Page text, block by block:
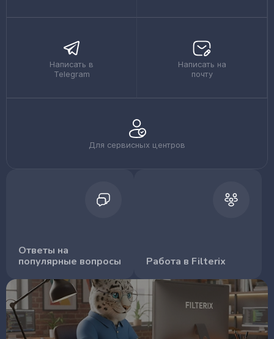
Написать в
Telegram
Написать на
почту
Для сервисных центров
Ответы на
популярные вопросы
Работа в Filterix